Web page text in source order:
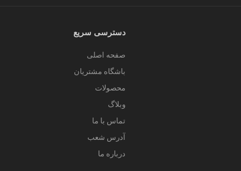
دسترسی سریع
صفحه اصلی
باشگاه مشتریان
محصولات
وبلاگ
تماس با ما
آدرس شعب
درباره ما